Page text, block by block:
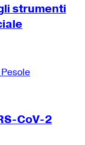
strumenti
CoV-2